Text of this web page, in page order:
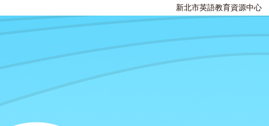
新北市英語教育資源中心